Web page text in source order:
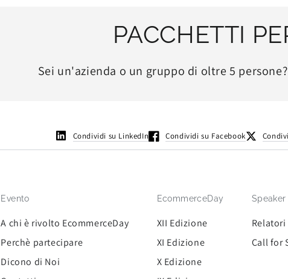
PACCHETTI
Sei un'azienda o un gruppo di oltre 5
Condividi su LinkedIn Condividi su Facebook
Evento
A chi è rivolto EcommerceDay
Perchè partecipare
Dicono di Noi
EcommerceDay
XII Edizione
XI Edizione
X Edizione
Speaker
Relatori
Call for